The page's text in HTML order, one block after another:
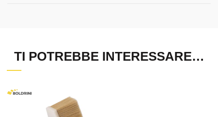
TI POTREBBE INTERESSARE…